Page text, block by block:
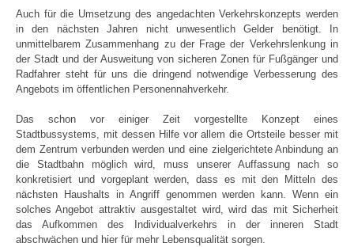
Auch für die Umsetzung des angedachten Verkehrskonzepts werden
in den nächsten Jahren nicht unwesentlich Gelder benötigt. In
unmittelbarem Zusammenhang zu der Frage der Verkehrslenkung in
der Stadt und der Ausweitung von sicheren Zonen für Fußgänger und
Radfahrer steht für uns die dringend notwendige Verbesserung des
Angebots im öffentlichen Personennahverkehr.
Das schon vor einiger Zeit vorgestellte Konzept eines
Stadtbussystems, mit dessen Hilfe vor allem die Ortsteile besser mit
dem Zentrum verbunden werden und eine zielgerichtete Anbindung an
die Stadtbahn möglich wird, muss unserer Auffassung nach so
konkretisiert und vorgeplant werden, dass es mit den Mitteln des
nächsten Haushalts in Angriff genommen werden kann. Wenn ein
solches Angebot attraktiv ausgestaltet wird, wird das mit Sicherheit
das Aufkommen des Individualverkehrs in der inneren Stadt
abschwächen und hier für mehr Lebensqualität sorgen.